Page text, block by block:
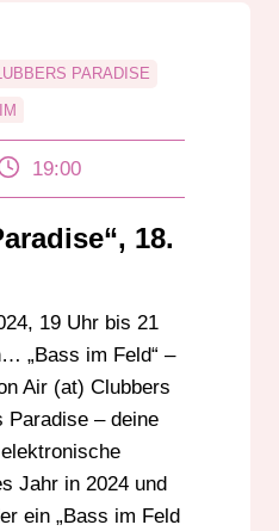
PARADISE
19:00
18.
19 Uhr bis 21
„Bass im Feld“ –
Air (at) Clubbers
Paradise – deine
Jahr in 2024 und
ein „Bass im Feld